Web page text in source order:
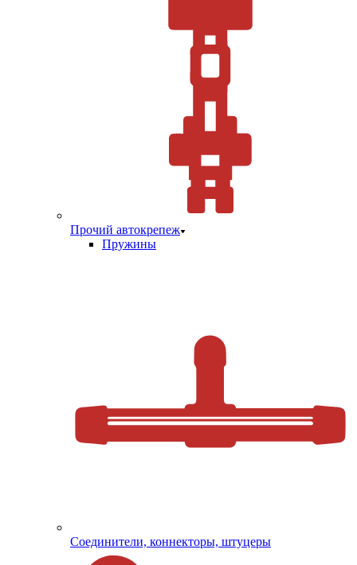
Прочий автокрепеж
Пружины
Соединители, коннекторы, штуцеры